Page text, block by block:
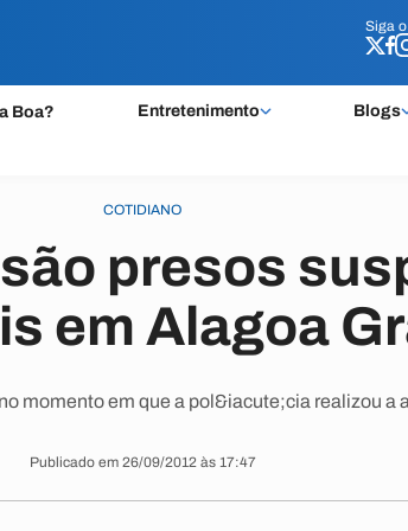
Siga o
Boa? Entretenimento Blogs
Siga o
COTIDIANO
presos
em Alagoa
momento em que a pol&iacute;cia realizou a
Publicado em 26/09/2012 às 17:47